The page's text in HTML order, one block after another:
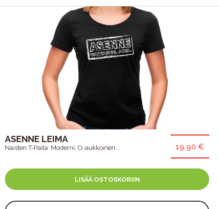
19,90 €
ASENNE LEIMA
Naisten T-Paita: Moderni, O-aukkoinen...
LISÄÄ OSTOSKORIIN